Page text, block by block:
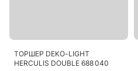
ТОРШЕР DEKO-LIGHT
HERCULIS DOUBLE 688 040